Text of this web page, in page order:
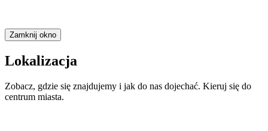
Zamknij okno
Lokalizacja
Zobacz, gdzie się znajdujemy i jak do nas dojechać. Kieruj się do
centrum miasta.